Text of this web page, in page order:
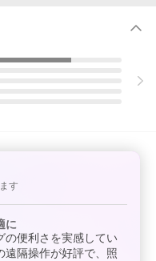
す
に
の便利さを実感してい
遠隔操作が好評で、照